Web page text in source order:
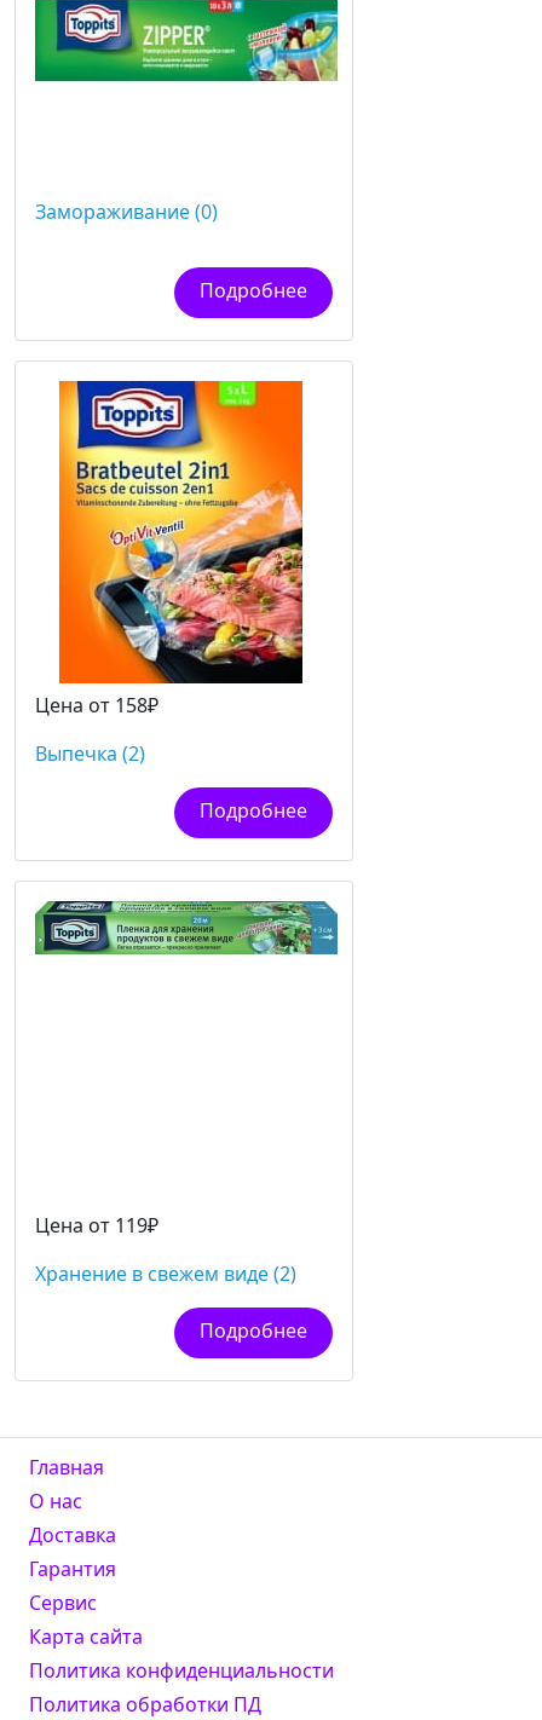
Замораживание (0)
Подробнее
Цена от 158₽
Выпечка (2)
Подробнее
Цена от 119₽
Хранение в свежем виде (2)
Подробнее
Главная
О нас
Доставка
Гарантия
Сервис
Карта сайта
Политика конфиденциальности
Политика обработки ПД